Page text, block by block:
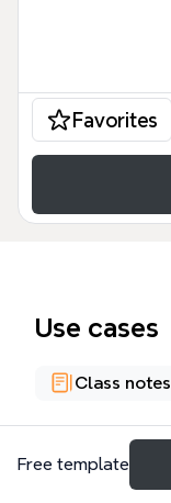
Favorites
Use cases
Class notes
About
Free template